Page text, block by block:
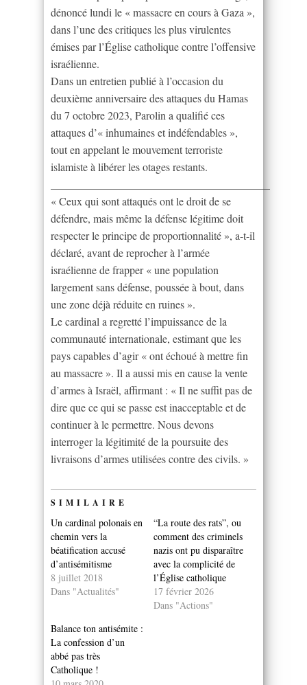
dénoncé lundi le « massacre en cours à Gaza »,
dans l’une des critiques les plus virulentes
émises par l’Église catholique contre l’offensive
israélienne.
Dans un entretien publié à l’occasion du
deuxième anniversaire des attaques du Hamas
du 7 octobre 2023, Parolin a qualifié ces
attaques d’« inhumaines et indéfendables »,
tout en appelant le mouvement terroriste
islamiste à libérer les otages restants.
« Ceux qui sont attaqués ont le droit de se
défendre, mais même la défense légitime doit
respecter le principe de proportionnalité », a-t-il
déclaré, avant de reprocher à l’armée
israélienne de frapper « une population
largement sans défense, poussée à bout, dans
une zone déjà réduite en ruines ».
Le cardinal a regretté l’impuissance de la
communauté internationale, estimant que les
pays capables d’agir « ont échoué à mettre fin
au massacre ». Il a aussi mis en cause la vente
d’armes à Israël, affirmant : « Il ne suffit pas de
dire que ce qui se passe est inacceptable et de
continuer à le permettre. Nous devons
interroger la légitimité de la poursuite des
livraisons d’armes utilisées contre des civils. »
SIMILAIRE
Un cardinal polonais en
chemin vers la
béatification accusé
d’antisémitisme
8 juillet 2018
Dans "Actualités"
“La route des rats”, ou
comment des criminels
nazis ont pu disparaître
avec la complicité de
l’Église catholique
17 février 2026
Dans "Actions"
Balance ton antisémite :
La confession d’un
abbé pas très
Catholique !